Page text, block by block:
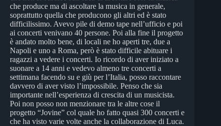
che produce ma di ascoltare la musica in generale,
soprattutto quella che producono gli altri ed è stato
difficilissimo. Avevo pile di demo tape nell’ufficio e poi
ai concerti venivano 40 persone. Poi alla fine il progetto
è andato molto bene, di locali ne ho aperti tre, due a
Napoli e uno a Roma, però è stato difficile abituare i
ragazzi a vedere i concerti. Io ricordo di aver iniziato a
suonare a 14 anni e vedevo almeno tre concerti a
settimana facendo su e giù per l’Italia, posso raccontare
davvero di aver visto l’impossibile. Penso che sia
importante nell’esperienza di crescita di un musicista.
Poi non posso non menzionare tra le altre cose il
progetto “Jovine” col quale ho fatto quasi 300 concerti e
che ha visto varie volte anche la collaborazione di Luca.